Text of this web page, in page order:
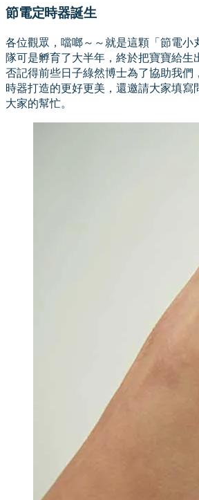
節電定時器誕生
各位觀眾，噹啷～～就是這顆「節電小
隊可是孵育了大半年，終於把寶寶給生
否記得前些日子綠然博士為了協助我們
時器打造的更好更美，還邀請大家填寫
大家的幫忙。